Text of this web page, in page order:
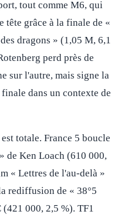
tout comme M6, qui
tête grâce à la finale de «
dragons » (1,05 M, 6,1
perd près de
sur l'autre, mais signe la
dans un contexte de
totale. France 5 boucle
de Ken Loach (610 000,
« Lettres de l'au-delà »
rediffusion de « 38°5
000, 2,5 %). TF1